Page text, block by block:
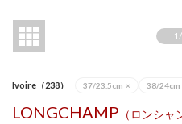
1 /
Ivoire（238） 37/23.5cm × 38/24cm
LONGCHAMP （ロンシャ